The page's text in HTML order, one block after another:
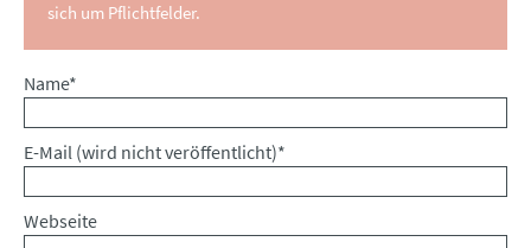
sich um Pflichtfelder.
Pflichtfeld
Name*
Pflichtfeld
E-Mail (wird nicht veröffentlicht)*
Webseite